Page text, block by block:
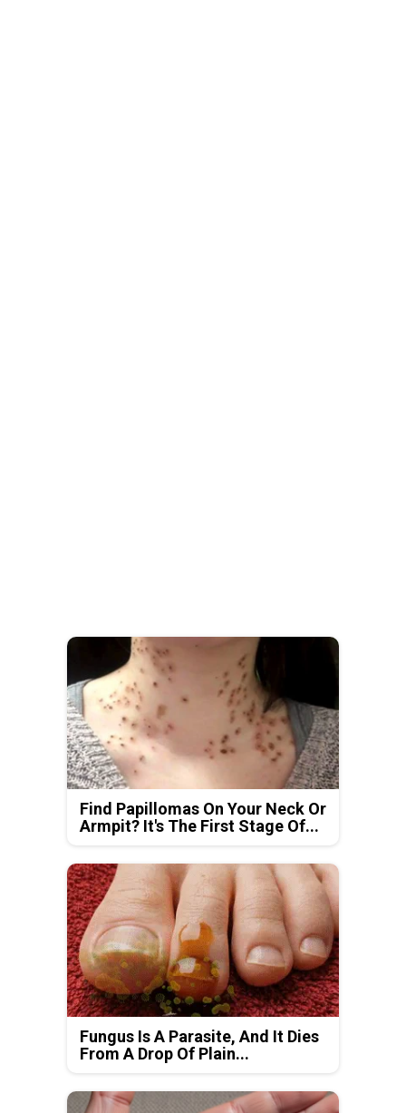
Find Papillomas On Your Neck Or
Armpit? It's The First Stage Of...
Fungus Is A Parasite, And It Dies
From A Drop Of Plain...